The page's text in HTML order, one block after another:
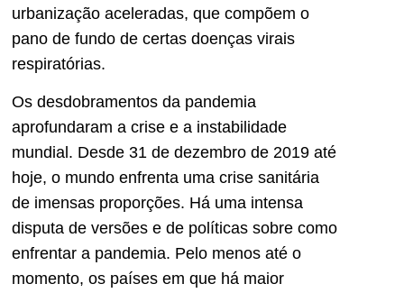
urbanização aceleradas, que compõem o
pano de fundo de certas doenças virais
respiratórias.
Os desdobramentos da pandemia
aprofundaram a crise e a instabilidade
mundial. Desde 31 de dezembro de 2019 até
hoje, o mundo enfrenta uma crise sanitária
de imensas proporções. Há uma intensa
disputa de versões e de políticas sobre como
enfrentar a pandemia. Pelo menos até o
momento, os países em que há maior